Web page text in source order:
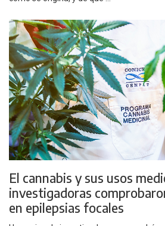
El cannabis y sus usos
investigadoras
en epilepsias focales